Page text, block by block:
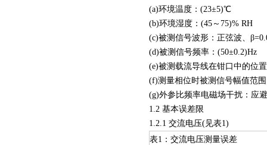
(a)环境温度：(23±5)℃
(b)环境湿度：(45～75)% RH
(c)被测信号波形：正弦波、
(d)被测信号频率：(50±0.2)Hz
(e)被测载流导线在钳口中的位
(f)测量相位时被测信号幅值范
(g)外参比频率电磁场干扰：应
1.2 基本误差限
1.2.1 交流电压(见表1)
表1：交流电压测量误差